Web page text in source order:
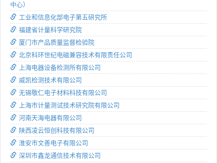
中心）
工业和信息化部电子第五研究所
福建省计量科学研究院
厦门市产品质量监督检验院
北京科环世纪电磁兼容技术有限责任公司
上海电器设备检测所有限公司
威凯检测技术有限公司
无锡敬仁电子材料科技有限公司
上海市计量测试技术研究院有限公司
河南天海电器有限公司
陕西凌云恒创科技有限公司
淮安市文善电子有限公司
深圳市鑫龙通信技术有限公司